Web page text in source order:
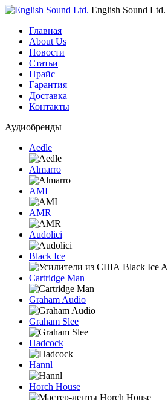
English Sound Ltd.
Главная
About Us
Новости
Статьи
Прайс
Гарантия
Доставка
Контакты
Аудиобренды
Aedle
Almarro
AMI
AMR
Audolici
Black Ice
Cartridge Man
Graham Audio
Graham Slee
Hadcock
Hannl
Horch House